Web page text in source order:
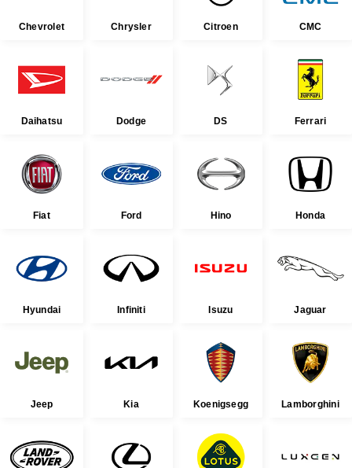
Chevrolet Chrysler Citroen CMC
Daihatsu Dodge DS Ferrari
Fiat Ford Hino Honda
Hyundai Infiniti Isuzu Jaguar
Jeep Kia Koenigsegg Lamborghini